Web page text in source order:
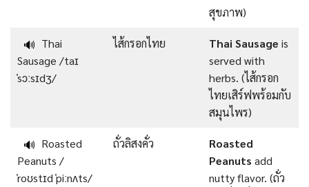
สุขภาพ)
🔊 Thai
Sausage /taɪ
ˈsɔːsɪdʒ/
ไส้กรอกไทย Thai Sausage is
served with
herbs. (ไส้กรอก
ไทยเสิร์ฟพร้อมกับ
สมุนไพร)
🔊 Roasted
Peanuts /
ˈroʊstɪd ˈpiːnʌts/
ถั่วลิสงคั่ว
Roasted
Peanuts add
nutty flavor. (ถั่ว